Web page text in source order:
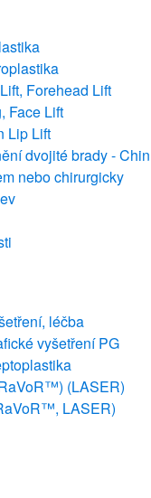
Forehead Lift
Face Lift
Lip Lift
dvojité brady -
nebo chirurgicky
léčba
vyšetření PG
(LASER)
LASER)